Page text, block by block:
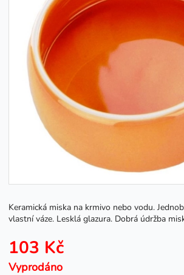
Keramická miska na krmivo nebo vodu.
vlastní váze. Lesklá glazura. Dobrá údržba
103 Kč
Vyprodáno